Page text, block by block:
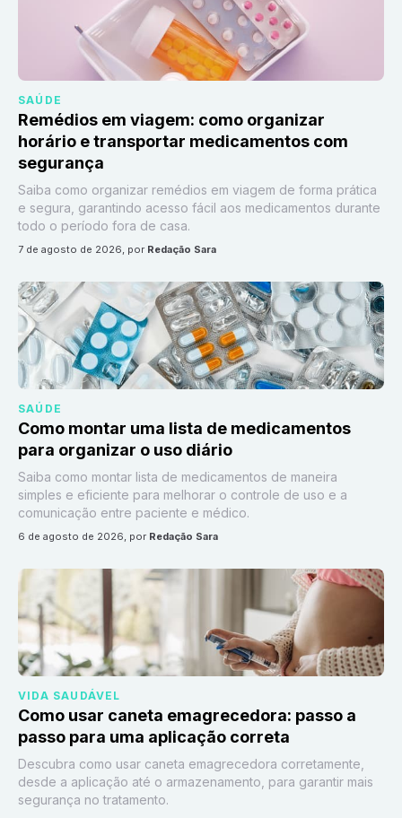
SAÚDE
Remédios em viagem: como organizar
horário e transportar medicamentos com
segurança
Saiba como organizar remédios em viagem de forma prática
e segura, garantindo acesso fácil aos medicamentos durante
todo o período fora de casa.
7 de agosto de 2026, por Redação Sara
SAÚDE
Como montar uma lista de medicamentos
para organizar o uso diário
Saiba como montar lista de medicamentos de maneira
simples e eficiente para melhorar o controle de uso e a
comunicação entre paciente e médico.
6 de agosto de 2026, por Redação Sara
VIDA SAUDÁVEL
Como usar caneta emagrecedora: passo a
passo para uma aplicação correta
Descubra como usar caneta emagrecedora corretamente,
desde a aplicação até o armazenamento, para garantir mais
segurança no tratamento.